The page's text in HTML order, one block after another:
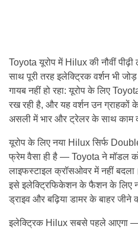
Toyota यूरोप में Hilux की नौवीं
साथ पूरी तरह इलेक्ट्रिक वर्शन भी
गायब नहीं हो रहा: यूरोप के लिए
रख रही है, और यह वर्शन उन ग्राहकों
असली में भार और ट्रेलर के साथ काम
यूरोप के लिए नया Hilux सिर्फ
फ्रेम वैसा ही है — Toyota ने मॉडल
लाइफस्टाइल क्रॉसओवर में नहीं
इसे इलेक्ट्रिफिकेशन के फैशन के लिए
ड्राइव और बढ़िया डामर के बाहर जीने
इलेक्ट्रिक Hilux सबसे पहले आएगा